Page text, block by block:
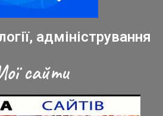
адміністрування
сайти